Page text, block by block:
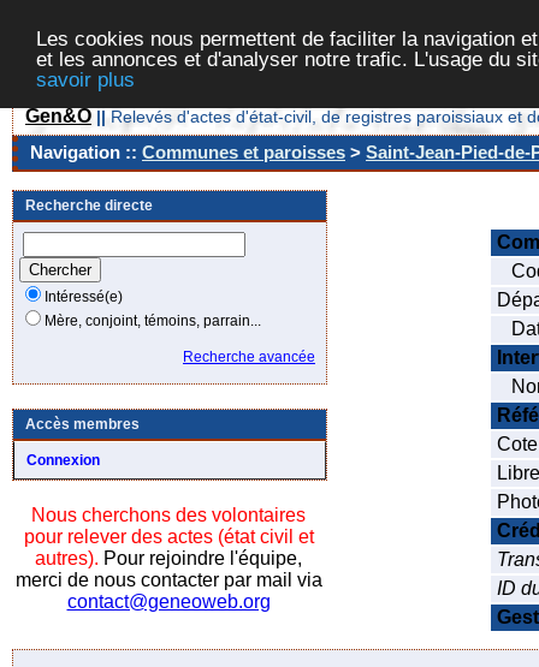
Les cookies nous permettent de faciliter la navigation
et les annonces et d'analyser notre trafic. L'usage du
savoir plus
Gen&O || Relevés d'actes d'état-civil, de registres paroissiaux et
Navigation :: Communes et paroisses > Saint-Jean-Pied-
Recherche directe
Intéressé(e)
Mère, conjoint, témoins, parrain...
Recherche avancée
Accès membres
Connexion
Nous cherchons des volontaires
pour relever des actes (état civil et
autres). Pour rejoindre l'équipe,
merci de nous contacter par mail via
contact@geneoweb.org
ID